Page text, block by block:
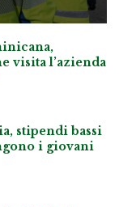
visita l’azienda
stipendi bassi
i giovani